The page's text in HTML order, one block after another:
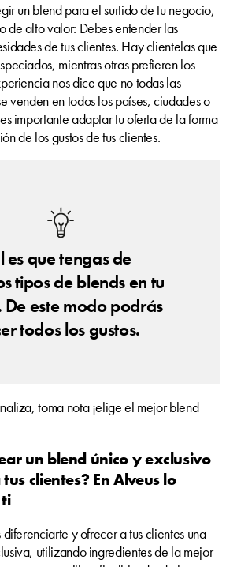
un blend para el surtido de tu negocio,
de alto valor: Debes entender las
de tus clientes. Hay clientelas que
mientras otras prefieren los
nos dice que no todas las
venden en todos los países, ciudades o
importante adaptar tu oferta de la forma
de los gustos de tus clientes.
es que tengas de
tipos de blends en tu
De este modo podrás
todos los gustos.
toma nota ¡elige el mejor blend
un blend único y exclusivo
clientes? En Alveus lo
y ofrecer a tus clientes una
utilizando ingredientes de la mejor